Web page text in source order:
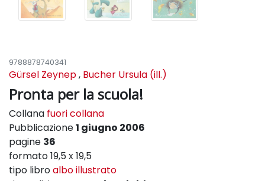
9788878740341
Gürsel Zeynep, Bucher Ursula (ill.)
Pronta per la scuola!
Collana fuori collana
Pubblicazione1 giugno 2006
pagine 36
formato 19,5 x 19,5
tipo libroalbo illustrato